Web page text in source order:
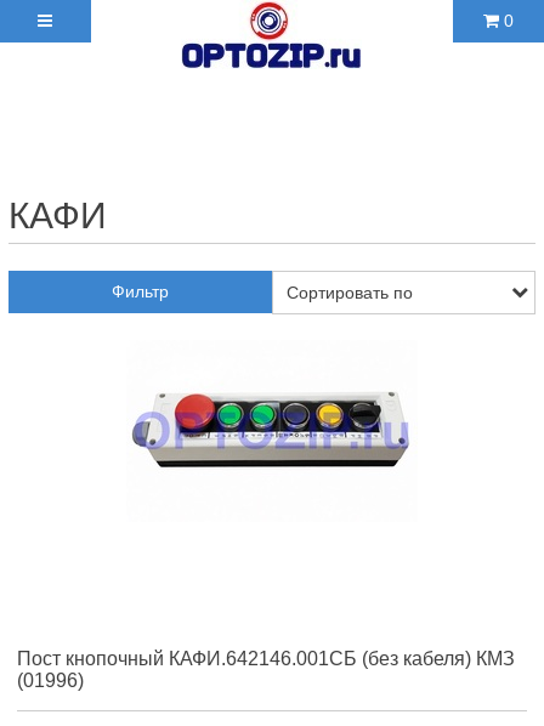
0
КАФИ
Фильтр
Пост кнопочный КАФИ.642146.001СБ (без кабеля) КМЗ
(01996)